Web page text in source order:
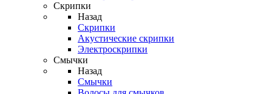
Скрипки
Назад
Скрипки
Акустические скрипки
Электроскрипки
Смычки
Назад
Смычки